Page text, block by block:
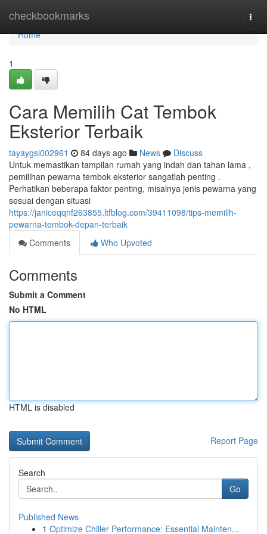
checkbookmarks
Home
Home
1
Cara Memilih Cat Tembok
Eksterior Terbaik
tayaygsl002961 84 days ago News
Discuss
Untuk memastikan tampilan rumah yang indah dan tahan lama ,
pemilihan pewarna tembok eksterior sangatlah penting .
Perhatikan beberapa faktor penting, misalnya jenis pewarna yang
sesuai dengan situasi
https://janiceqqnf263855.ltfblog.com/39411098/tips-memilih-
pewarna-tembok-depan-terbaik
Comments
Who Upvoted
Comments
Submit a Comment
No HTML
HTML is disabled
Report Page
Search
Go
Published News
1 Optimize Chiller Performance: Essential Mainten...